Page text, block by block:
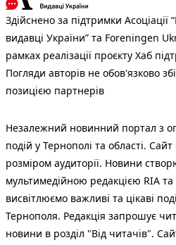
Здійснено за підтримки Асоціації
видавці України” та Foreningen
рамках реалізації проєкту Хаб
Погляди авторів не обов'язково
позицією партнерів
Незалежний новинний портал з
подій у Тернополі та області.
розміром аудиторії. Новини
мультимедійною редакцією RIA
висвітлюємо важливі та цікаві
Тернополя. Редакція запрошує
новини в розділ "Від читачів".